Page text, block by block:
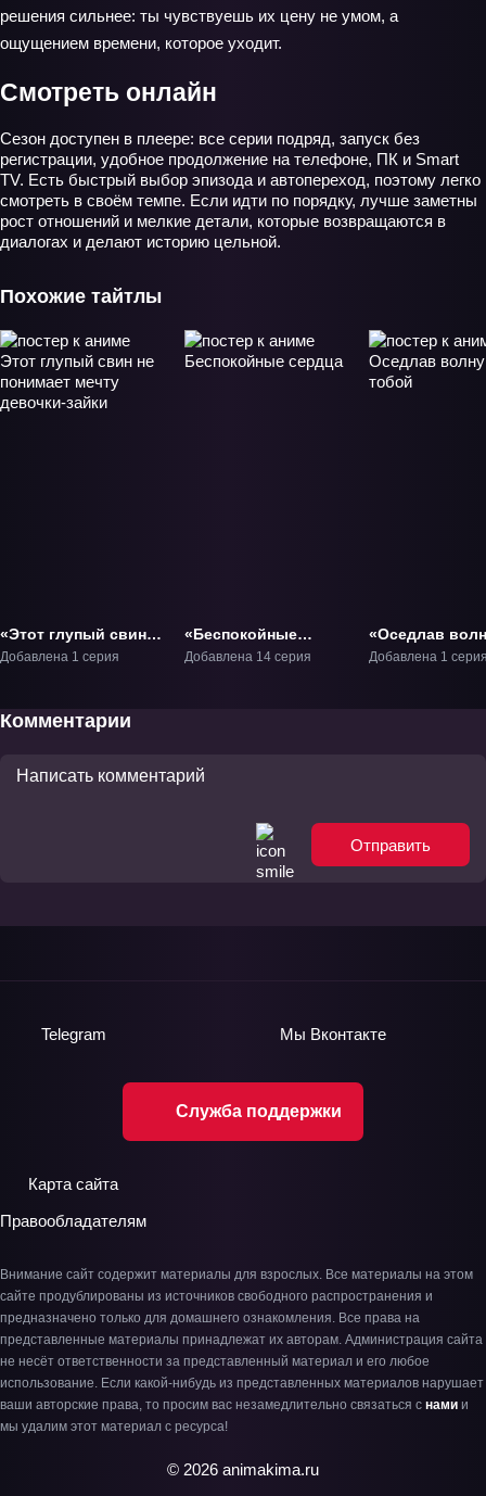
решения сильнее: ты чувствуешь их цену не умом, а
ощущением времени, которое уходит.
Смотреть онлайн
Сезон доступен в плеере: все серии подряд, запуск без
регистрации, удобное продолжение на телефоне, ПК и Smart
TV. Есть быстрый выбор эпизода и автопереход, поэтому легко
смотреть в своём темпе. Если идти по порядку, лучше заметны
рост отношений и мелкие детали, которые возвращаются в
диалогах и делают историю цельной.
Похожие тайтлы
«Этот глупый свин
не понимает мечту
Добавлена 1 серия
«Беспокойные
сердца» ТВ-1
Добавлена 14 серия
«Оседлав
тобой»
Добавлена 1
Комментарии
Отправить
Служба поддержки
Telegram Мы Вконтакте
Карта сайта
Правообладателям
Внимание сайт содержит материалы для взрослых. Все материалы на этом
сайте продублированы из источников свободного распространения и
предназначено только для домашнего ознакомления. Все права на
представленные материалы принадлежат их авторам. Администрация сайта
не несёт ответственности за представленный материал и его любое
использование. Если какой-нибудь из представленных материалов нарушает
ваши авторские права, то просим вас незамедлительно связаться с нами и
мы удалим этот материал с ресурса!
© 2026 animakima.ru